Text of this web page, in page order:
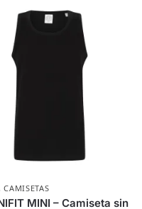
CAMISETAS
MINI – Camiseta sin